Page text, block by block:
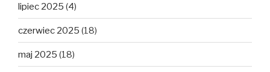
lipiec 2025 (4)
czerwiec 2025 (18)
maj 2025 (18)